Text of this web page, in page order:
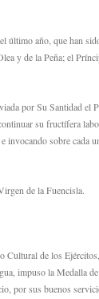
último año, que han
y de la Peña; el
por Su Santidad el
su fructífera
invocando sobre cada
de la Fuencisla.
Cultural de los
impuso la Medalla
por sus buenos